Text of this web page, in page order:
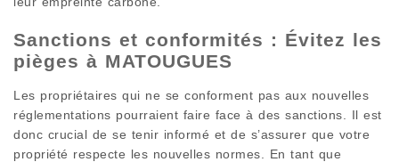
Sanctions et conformités : Évitez les
pièges à MATOUGUES
Les propriétaires qui ne se conforment pas aux nouvelles
réglementations pourraient faire face à des sanctions. Il est
donc crucial de se tenir informé et de s’assurer que votre
propriété respecte les nouvelles normes. En tant que